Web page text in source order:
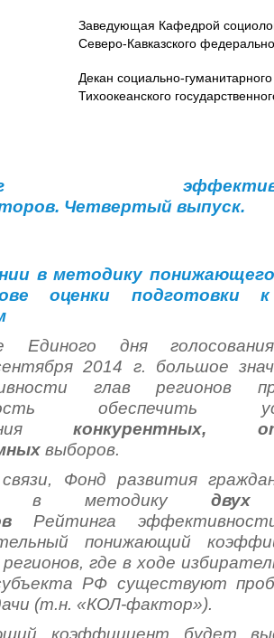
Заведующая Кафедрой
Северо-Кавказского
Декан социально-
Тихоокеанского
. Четвертый выпуск.
в методику
оценки подготовки к
Единого дня
2014 г. большое
глав регионов
обеспечить
конкурентных,
выборов.
Фонд развития
в методику двух
Рейтинга
понижающий
где в ходе
РФ существуют
(т.н. «КОЛ-фактор»).
коэффициент будет